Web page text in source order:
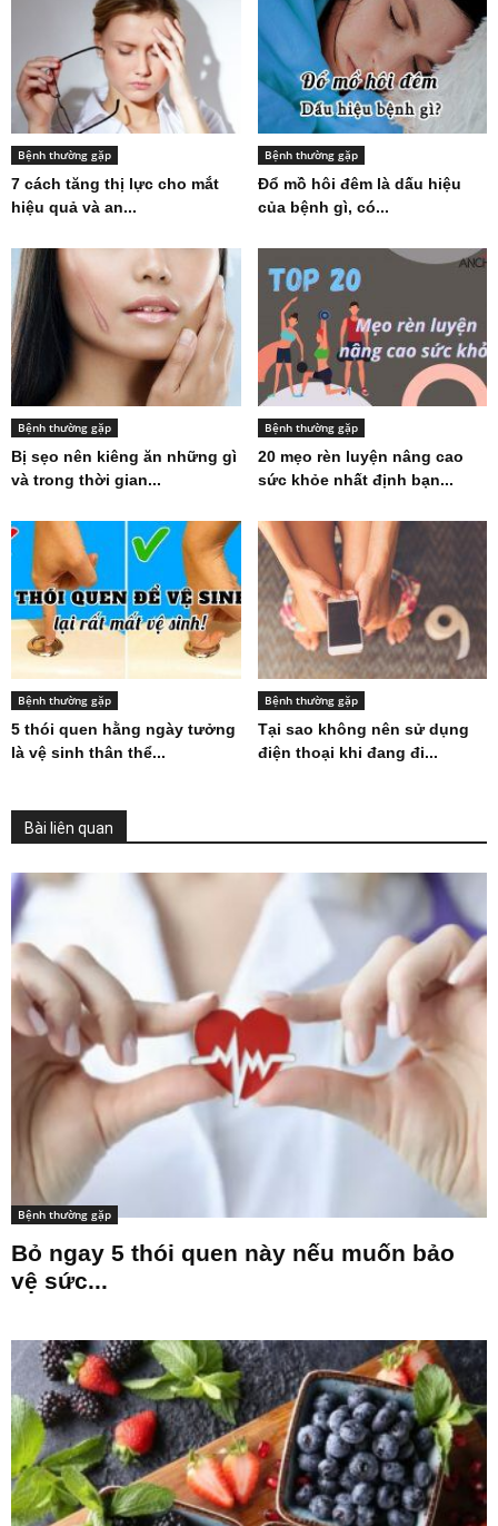
Bệnh thường gặp
7 cách tăng thị lực cho mắt
hiệu quả và an...
Bệnh thường gặp
Đổ mồ hôi đêm là dấu hiệu
của bệnh gì, có...
Bệnh thường gặp
Bị sẹo nên kiêng ăn những gì
và trong thời gian...
Bệnh thường gặp
20 mẹo rèn luyện nâng cao
sức khỏe nhất định bạn...
Bệnh thường gặp
5 thói quen hằng ngày tưởng
là vệ sinh thân thể...
Bệnh thường gặp
Tại sao không nên sử dụng
điện thoại khi đang đi...
Bài liên quan
Bệnh thường gặp
Bỏ ngay 5 thói quen này nếu muốn bảo
vệ sức...